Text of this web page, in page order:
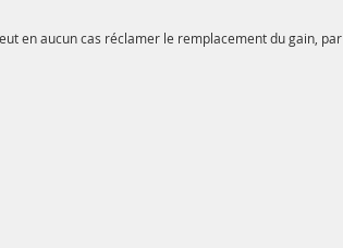
en aucun cas réclamer le remplacement du gain, par